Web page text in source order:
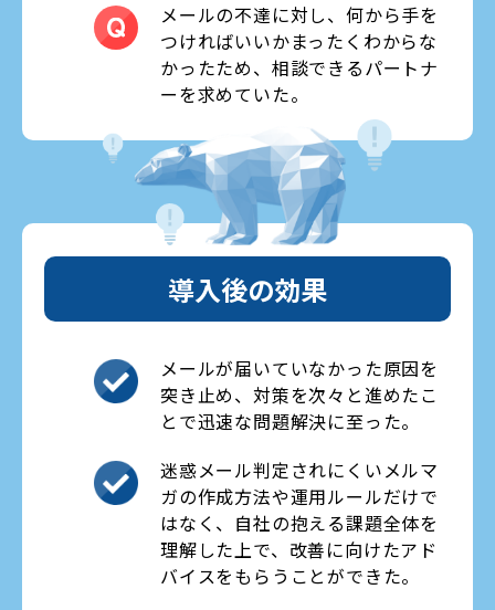
メールの不達に対し、何から手を
つければいいかまったくわからな
かったため、相談できるパートナ
ーを求めていた。
導入後の効果
メールが届いていなかった原因を
突き止め、対策を次々と進めたこ
とで迅速な問題解決に至った。
迷惑メール判定されにくいメルマ
ガの作成方法や運用ルールだけで
はなく、自社の抱える課題全体を
理解した上で、改善に向けたアド
バイスをもらうことができた。